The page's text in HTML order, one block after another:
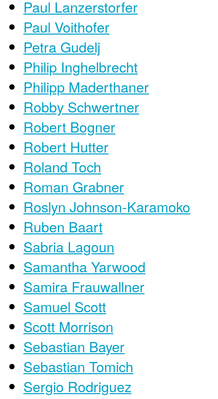
Paul Lanzerstorfer
Paul Voithofer
Petra Gudelj
Philip Inghelbrecht
Philipp Maderthaner
Robby Schwertner
Robert Bogner
Robert Hutter
Roland Toch
Roman Grabner
Roslyn Johnson-Karamoko
Ruben Baart
Sabria Lagoun
Samantha Yarwood
Samira Frauwallner
Samuel Scott
Scott Morrison
Sebastian Bayer
Sebastian Tomich
Sergio Rodriguez